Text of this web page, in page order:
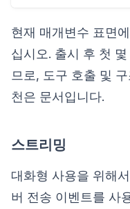
현재 매개변수 표면
십시오. 출시 후 첫
므로, 도구 호출 및
천은 문서입니다.
스트리밍
대화형 사용을 위해
버 전송 이벤트를 사